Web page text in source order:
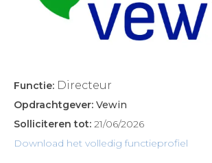
Functie: Directeur
Opdrachtgever: Vewin
Solliciteren tot: 21/06/2026
Download het volledig functieprofiel